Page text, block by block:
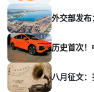
外交部发
历史首次！
八月征文：